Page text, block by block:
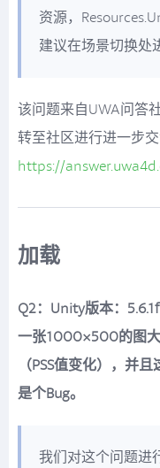
资源，
建议在场景切换处
该问题来自UWA问答
转至社区进行进一步交
https://
加载
Q2：Unity版本：
一张1000×500的图
（PSS值变化），并
是个Bug。
我们对这个问题进